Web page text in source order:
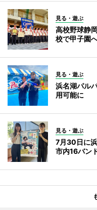
見る・遊ぶ
高校野球静
校で甲子園
見る・遊ぶ
浜名湖パル
用可能に
見る・遊ぶ
7月30日に
市内16バン